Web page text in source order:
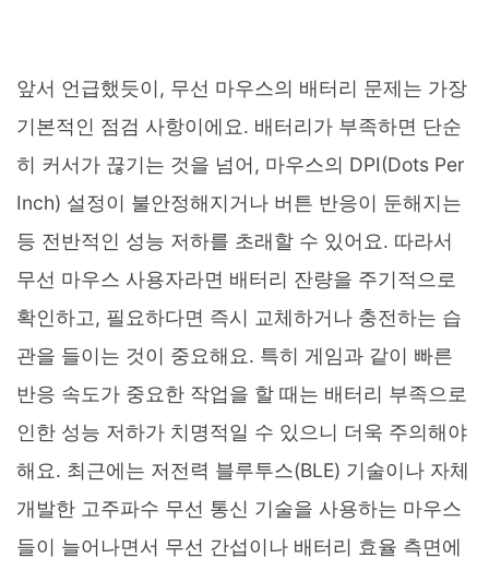
앞서 언급했듯이, 무선 마우스의 배터리 문제는 가장
기본적인 점검 사항이에요. 배터리가 부족하면 단순
히 커서가 끊기는 것을 넘어, 마우스의 DPI(Dots Per
Inch) 설정이 불안정해지거나 버튼 반응이 둔해지는
등 전반적인 성능 저하를 초래할 수 있어요. 따라서
무선 마우스 사용자라면 배터리 잔량을 주기적으로
확인하고, 필요하다면 즉시 교체하거나 충전하는 습
관을 들이는 것이 중요해요. 특히 게임과 같이 빠른
반응 속도가 중요한 작업을 할 때는 배터리 부족으로
인한 성능 저하가 치명적일 수 있으니 더욱 주의해야
해요. 최근에는 저전력 블루투스(BLE) 기술이나 자체
개발한 고주파수 무선 통신 기술을 사용하는 마우스
들이 늘어나면서 무선 간섭이나 배터리 효율 측면에